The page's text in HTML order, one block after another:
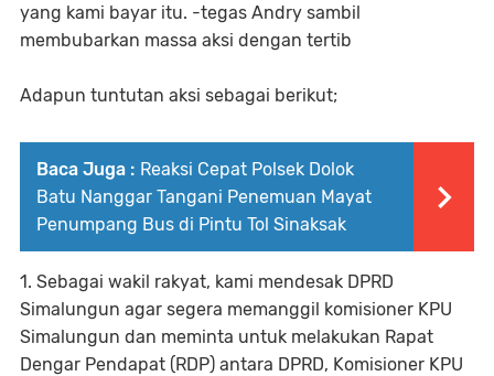
yang kami bayar itu. -tegas Andry sambil
membubarkan massa aksi dengan tertib
Adapun tuntutan aksi sebagai berikut;
Baca Juga : Reaksi Cepat Polsek Dolok
Batu Nanggar Tangani Penemuan Mayat
Penumpang Bus di Pintu Tol Sinaksak
1. Sebagai wakil rakyat, kami mendesak DPRD
Simalungun agar segera memanggil komisioner KPU
Simalungun dan meminta untuk melakukan Rapat
Dengar Pendapat (RDP) antara DPRD, Komisioner KPU